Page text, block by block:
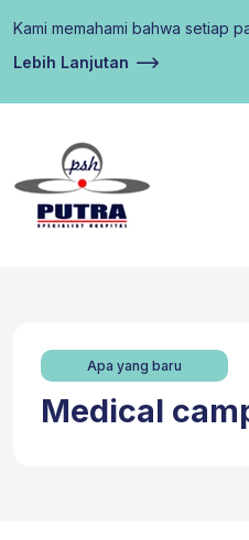
Kami memahami bahwa setiap
Lebih Lanjutan
Apa yang baru
Medical